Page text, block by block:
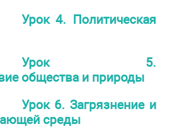
Урок 4. Политическая
Урок 5.
общества и природы
Урок 6. Загрязнение и
среды